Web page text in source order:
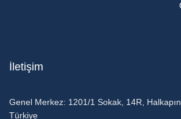
İletişim
Genel Merkez: 1201/1 Sokak, 14R,
Türkiye